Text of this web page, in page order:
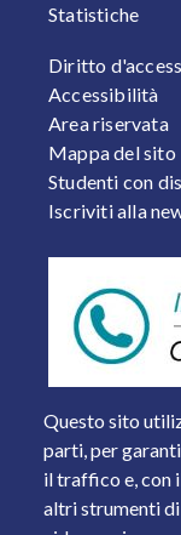
Questo sito
parti, per
il traffico e, con
altri strumenti
Statistiche
FOOTER
Diritto
Accessibilità
Area riservata
Mappa del sito
Studenti con
Iscriviti alla